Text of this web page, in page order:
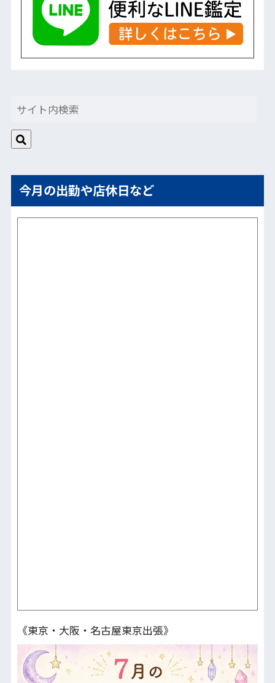
今月の出勤や店休日など
《東京・大阪・名古屋東京出張》